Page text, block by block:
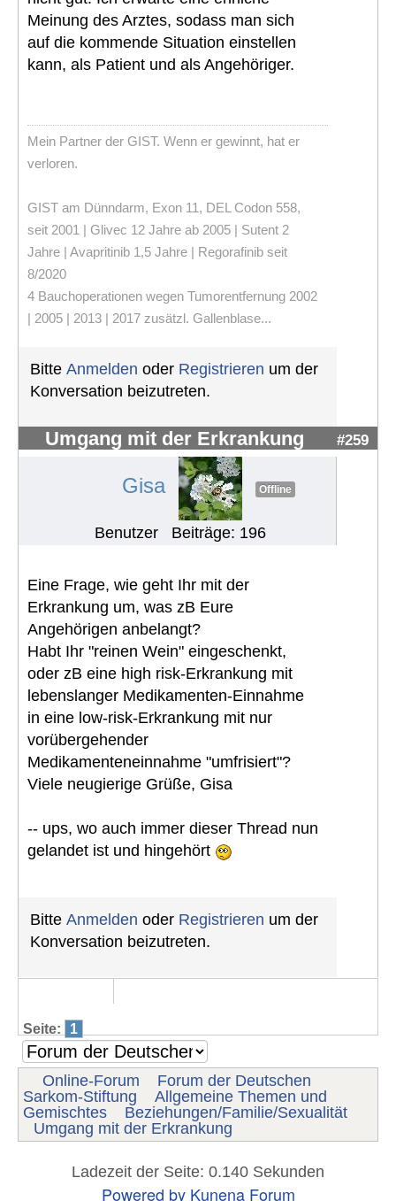
Meinung des Arztes, sodass man sich
auf die kommende Situation einstellen
kann, als Patient und als Angehöriger.
Mein Partner der GIST. Wenn er gewinnt, hat er
verloren.
GIST am Dünndarm, Exon 11, DEL Codon 558,
seit 2001 | Glivec 12 Jahre ab 2005 | Sutent 2
Jahre | Avapritinib 1,5 Jahre | Regorafinib seit
8/2020
4 Bauchoperationen wegen Tumorentfernung 2002
| 2005 | 2013 | 2017 zusätzl. Gallenblase...
Bitte Anmelden oder Registrieren um der
Konversation beizutreten.
Umgang mit der Erkrankung #259
Gisa Offline
Benutzer Beiträge: 196
Eine Frage, wie geht Ihr mit der
Erkrankung um, was zB Eure
Angehörigen anbelangt?
Habt Ihr "reinen Wein" eingeschenkt,
oder zB eine high risk-Erkrankung mit
lebenslanger Medikamenten-Einnahme
in eine low-risk-Erkrankung mit nur
vorübergehender
Medikamenteneinnahme "umfrisiert"?
Viele neugierige Grüße, Gisa
-- ups, wo auch immer dieser Thread nun
gelandet ist und hingehört
Bitte Anmelden oder Registrieren um der
Konversation beizutreten.
Seite: 1
Online-Forum
Forum der Deutschen
Sarkom-Stiftung
Allgemeine Themen und
Gemischtes
Beziehungen/Familie/Sexualität
Umgang mit der Erkrankung
Ladezeit der Seite: 0.140 Sekunden
Powered by Kunena Forum